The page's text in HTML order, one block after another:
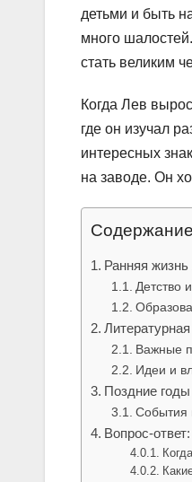
детьми и быть
много
стать великим
Когда Лев
где он изучал
интересных
на заводе. Он
Содержание
Ранняя
Детство
Важные
Идеи и
Поздние
События
Вопрос-ответ: